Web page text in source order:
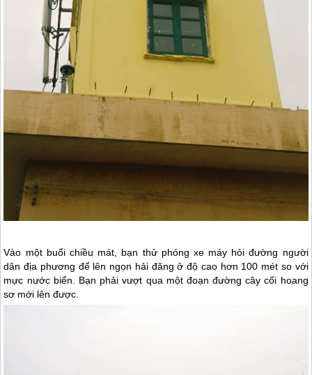
Vào một buổi chiều mát, bạn thử phóng xe máy hỏi đường người
dân địa phương để lên ngọn hải đăng ở độ cao hơn 100 mét so với
mực nước biển. Bạn phải vượt qua một đoạn đường cây cối hoang
sơ mới lên được.